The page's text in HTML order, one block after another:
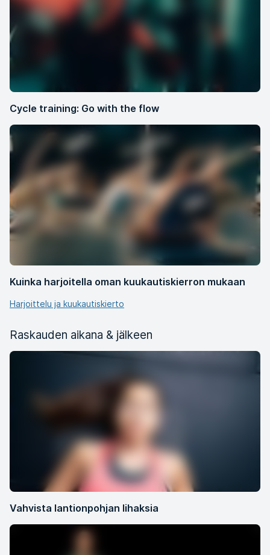
Cycle training: Go with the flow
Kuinka harjoitella oman kuukautiskierron mukaan
Harjoittelu ja kuukautiskierto
Raskauden aikana & jälkeen
Vahvista lantionpohjan lihaksia